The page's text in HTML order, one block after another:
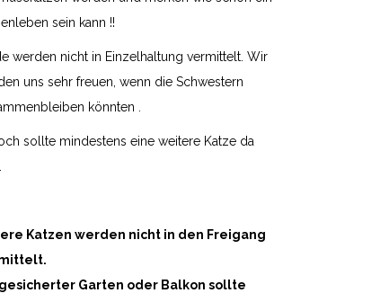
sein kann !!
werden nicht in Einzelhaltung vermittelt. Wir
uns sehr freuen, wenn die Schwestern
könnten .
sollte mindestens eine weitere Katze da
Katzen werden nicht in den Freigang
gesicherter Garten oder Balkon sollte